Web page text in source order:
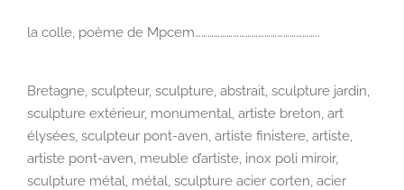
la colle, poème de Mpcem…………………………………………………..
Bretagne, sculpteur, sculpture, abstrait, sculpture jardin,
sculpture extérieur, monumental, artiste breton, art
élysées, sculpteur pont-aven, artiste finistere, artiste,
artiste pont-aven, meuble d’artiste, inox poli miroir,
sculpture métal, métal, sculpture acier corten, acier